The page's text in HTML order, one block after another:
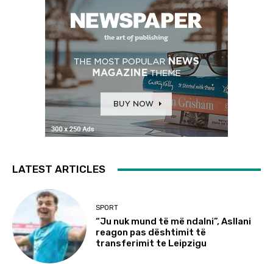
LATEST ARTICLES
SPORT
“Ju nuk mund të më ndalni”, Asllani
reagon pas dështimit të
transferimit te Leipzigu